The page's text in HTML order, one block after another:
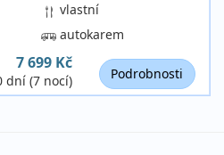
vlastní
autokarem
7 699 Kč
dní (7 nocí) Podrobnosti